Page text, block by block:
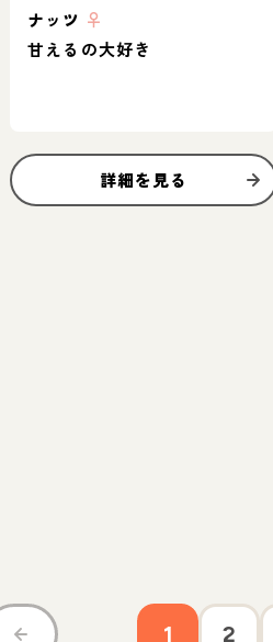
ナッツ ♀
甘えるの大好き
詳細を見る
1 2